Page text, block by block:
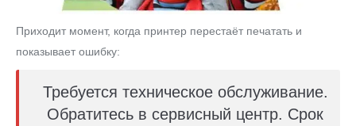
Приходит момент, когда принтер перестаёт печатать и
показывает ошибку:
Требуется техническое обслуживание.
Обратитесь в сервисный центр. Срок